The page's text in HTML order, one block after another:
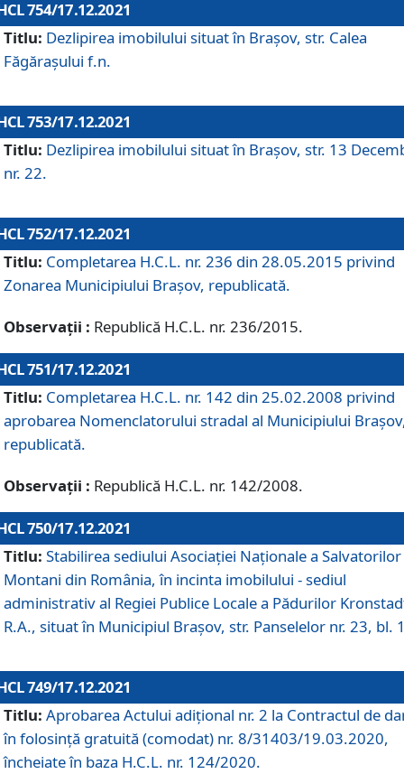
754/17.12.2021
Titlu: Dezlipirea imobilului situat în Brașov, str. Calea
Făgărașului f.n.
753/17.12.2021
Titlu: Dezlipirea imobilului situat în Brașov, str. 13
nr. 22.
752/17.12.2021
Titlu: Completarea H.C.L. nr. 236 din 28.05.2015 privind
Zonarea Municipiului Braşov, republicată.
Observații : Republică H.C.L. nr. 236/2015.
751/17.12.2021
Titlu: Completarea H.C.L. nr. 142 din 25.02.2008 privind
aprobarea Nomenclatorului stradal al Municipiului
republicată.
Observații : Republică H.C.L. nr. 142/2008.
750/17.12.2021
Titlu: Stabilirea sediului Asociației Naționale a Salvatorilor
Montani din România, în incinta imobilului - sediul
administrativ al Regiei Publice Locale a Pădurilor
R.A., situat în Municipiul Braşov, str. Panselelor nr. 23, bl.
749/17.12.2021
Titlu: Aprobarea Actului adițional nr. 2 la Contractul de
în folosință gratuită (comodat) nr. 8/31403/19.03.2020,
încheiate în baza H.C.L. nr. 124/2020.